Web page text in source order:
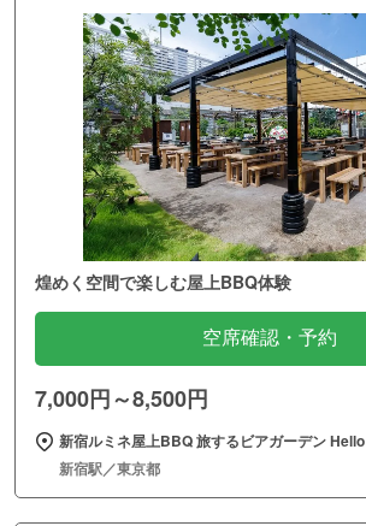
煌めく空間で楽しむ屋上BBQ体験
空席確認・予約
7,000円～8,500円
新宿ルミネ屋上BBQ 旅するビアガーデン Hello
新宿駅／東京都